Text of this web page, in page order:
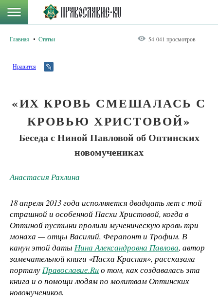
Главная Статьи 54 041 просмотров
Нравится
«ИХ КРОВЬ СМЕШАЛАСЬ С
КРОВЬЮ ХРИСТОВОЙ»
Беседа с Ниной Павловой об Оптинских
новомучениках
Анастасия Рахлина
18 апреля 2013 года исполняется двадцать лет с той
страшной и особенной Пасхи Христовой, когда в
Оптиной пустыни пролили мученическую кровь три
монаха — отцы Василий, Ферапонт и Трофим. В
канун этой даты Нина Александровна Павлова, автор
замечательной книги «Пасха Красная», рассказала
порталуПравославие.Ruо том, как создавалась эта
книга и о помощи людям по молитвам Оптинских
новомучеников.